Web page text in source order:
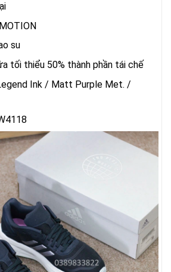
su
tối thiểu 50% thành phần tái chế
Ink / Matt Purple Met. /